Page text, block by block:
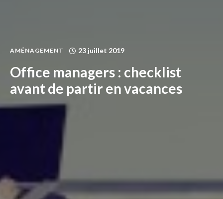
AMÉNAGEMENT 23 juillet 2019
Office managers : checklist
avant de partir en vacances